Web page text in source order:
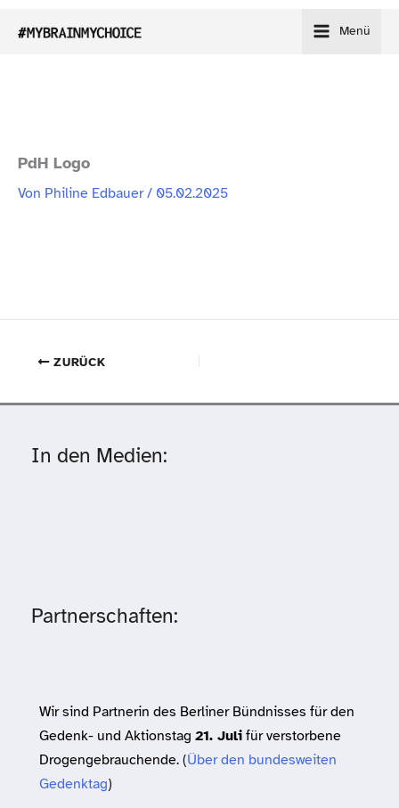
Inhalt
Menü
PdH Logo
Von Philine Edbauer/ 05.02.2025
ZURÜCK
In den Medien:
Partnerschaften:
Wir sind Partnerin des Berliner Bündnisses für den
Gedenk- und Aktionstag 21. Julifür verstorbene
Drogengebrauchende. (Über den bundesweiten
Gedenktag)